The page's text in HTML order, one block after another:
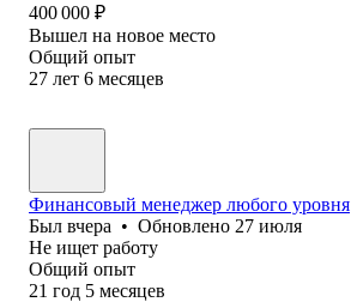
400 000 ₽
Вышел на новое место
Общий опыт
27 лет 6 месяцев
Финансовый менеджер любого уровня
Был вчера • Обновлено 27 июля
Не ищет работу
Общий опыт
21 год 5 месяцев